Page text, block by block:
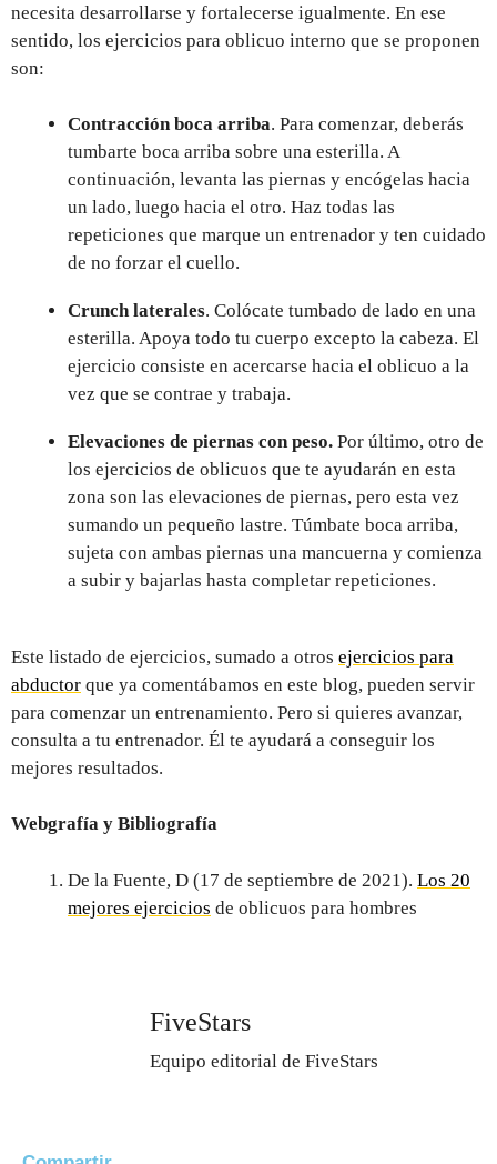
necesita desarrollarse y fortalecerse igualmente. En ese
sentido, los ejercicios para oblicuo interno que se proponen
son:
Contracción boca arriba. Para comenzar, deberás
tumbarte boca arriba sobre una esterilla. A
continuación, levanta las piernas y encógelas hacia
un lado, luego hacia el otro. Haz todas las
repeticiones que marque un entrenador y ten cuidado
de no forzar el cuello.
Crunch laterales. Colócate tumbado de lado en una
esterilla. Apoya todo tu cuerpo excepto la cabeza. El
ejercicio consiste en acercarse hacia el oblicuo a la
vez que se contrae y trabaja.
Elevaciones de piernas con peso. Por último, otro de
los ejercicios de oblicuos que te ayudarán en esta
zona son las elevaciones de piernas, pero esta vez
sumando un pequeño lastre. Túmbate boca arriba,
sujeta con ambas piernas una mancuerna y comienza
a subir y bajarlas hasta completar repeticiones.
Este listado de ejercicios, sumado a otros ejercicios para
abductor que ya comentábamos en este blog, pueden servir
para comenzar un entrenamiento. Pero si quieres avanzar,
consulta a tu entrenador. Él te ayudará a conseguir los
mejores resultados.
Webgrafía y Bibliografía
De la Fuente, D (17 de septiembre de 2021). Los 20
mejores ejercicios de oblicuos para hombres
FiveStars
Equipo editorial de FiveStars